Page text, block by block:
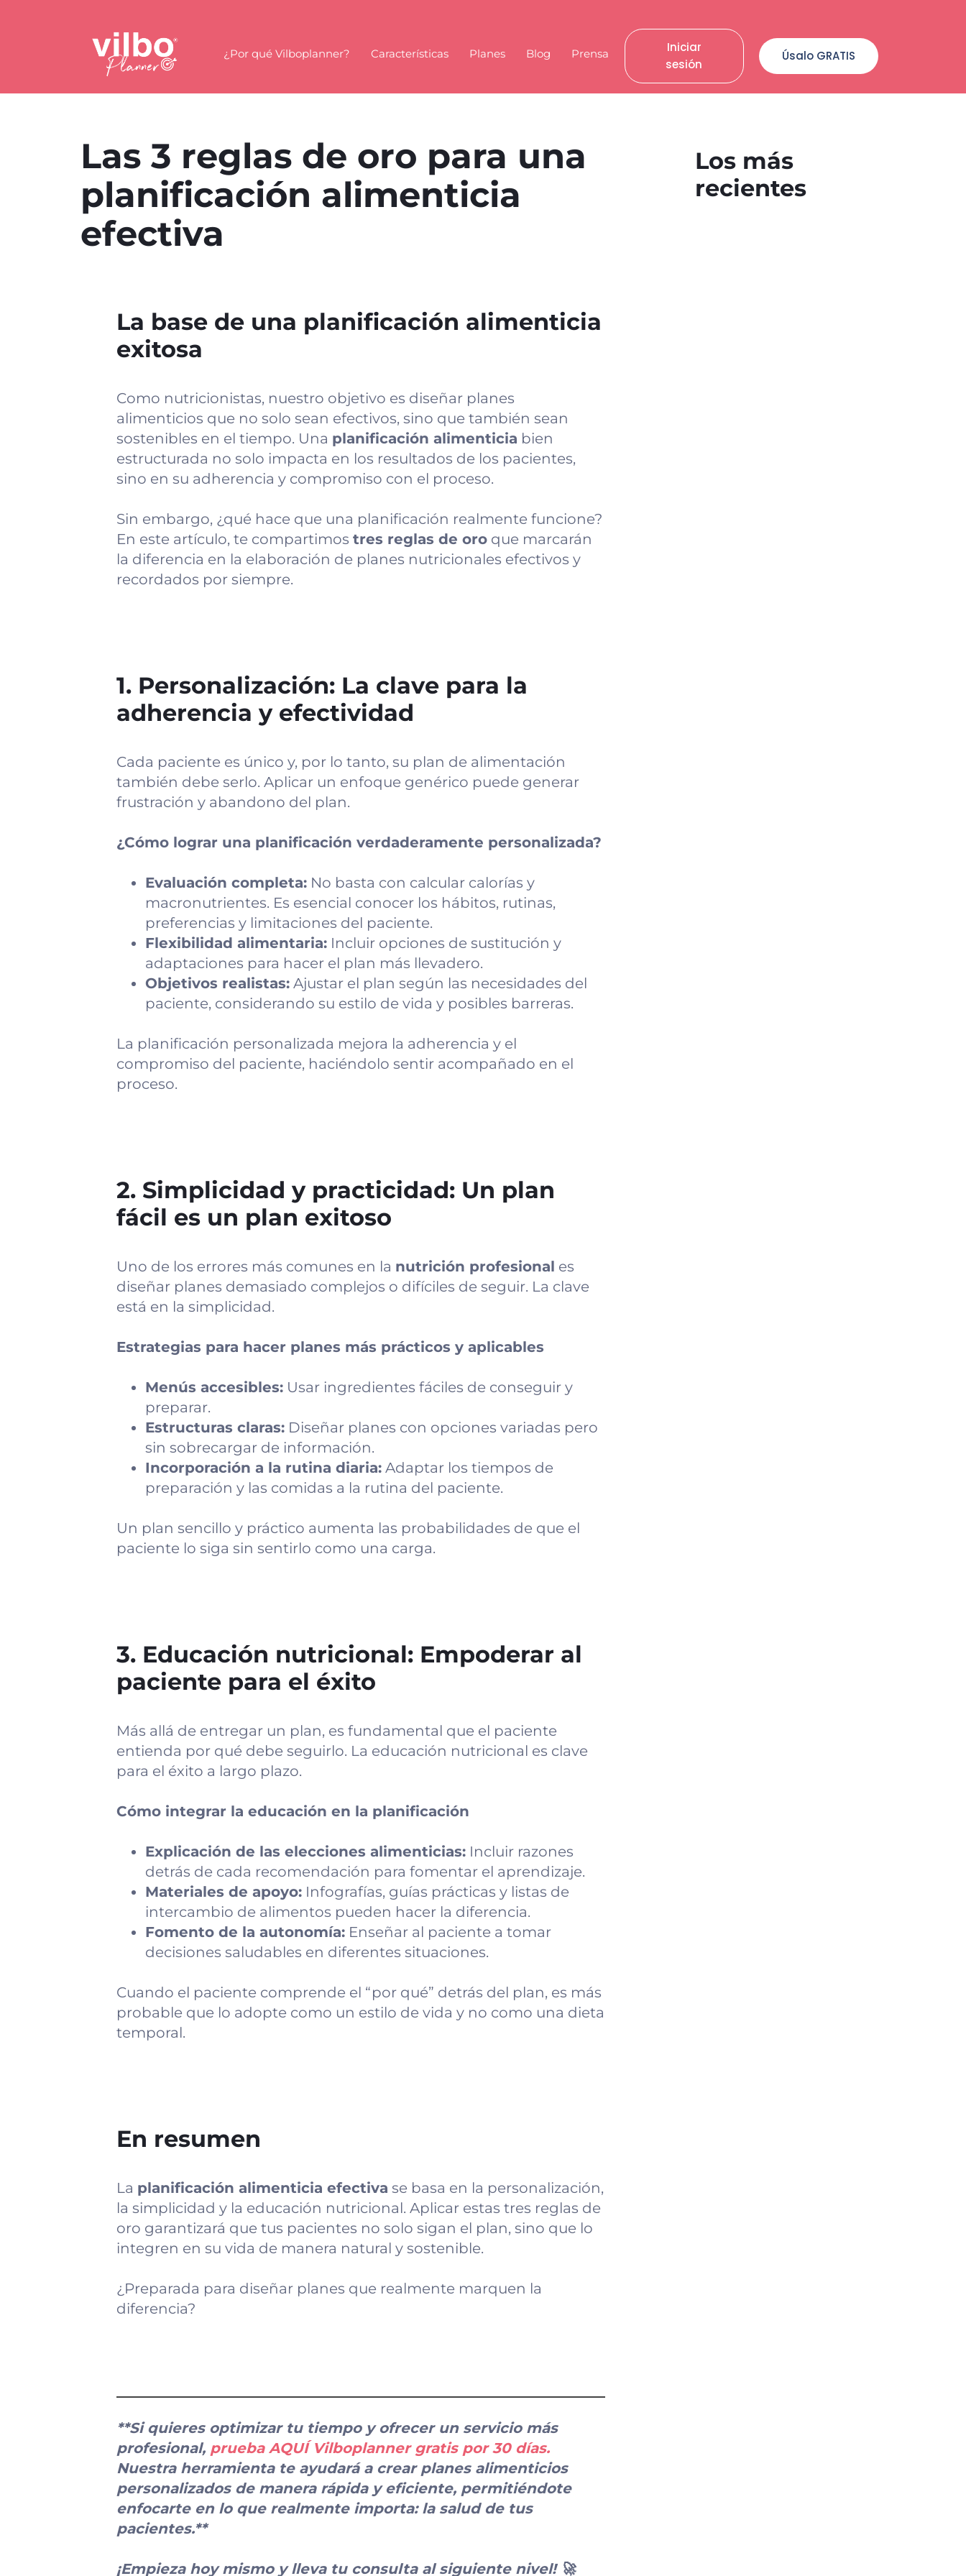
¿Por qué Vilboplanner? Características Planes Blog Prensa
Iniciar
sesión
Úsalo GRATIS
Las 3 reglas de oro para una
planificación alimenticia
efectiva
La base de una planificación alimenticia
exitosa
Como nutricionistas, nuestro objetivo es diseñar planes
alimenticios que no solo sean efectivos, sino que también sean
sostenibles en el tiempo. Una planificación alimenticia bien
estructurada no solo impacta en los resultados de los pacientes,
sino en su adherencia y compromiso con el proceso.
Sin embargo, ¿qué hace que una planificación realmente funcione?
En este artículo, te compartimos tres reglas de oro que marcarán
la diferencia en la elaboración de planes nutricionales efectivos y
recordados por siempre.
1. Personalización: La clave para la
adherencia y efectividad
Cada paciente es único y, por lo tanto, su plan de alimentación
también debe serlo. Aplicar un enfoque genérico puede generar
frustración y abandono del plan.
¿Cómo lograr una planificación verdaderamente personalizada?
Evaluación completa: No basta con calcular calorías y
macronutrientes. Es esencial conocer los hábitos, rutinas,
preferencias y limitaciones del paciente.
Flexibilidad alimentaria: Incluir opciones de sustitución y
adaptaciones para hacer el plan más llevadero.
Objetivos realistas: Ajustar el plan según las necesidades del
paciente, considerando su estilo de vida y posibles barreras.
La planificación personalizada mejora la adherencia y el
compromiso del paciente, haciéndolo sentir acompañado en el
proceso.
2. Simplicidad y practicidad: Un plan
fácil es un plan exitoso
Uno de los errores más comunes en la nutrición profesional es
diseñar planes demasiado complejos o difíciles de seguir. La clave
está en la simplicidad.
Estrategias para hacer planes más prácticos y aplicables
Menús accesibles: Usar ingredientes fáciles de conseguir y
preparar.
Estructuras claras: Diseñar planes con opciones variadas pero
sin sobrecargar de información.
Incorporación a la rutina diaria: Adaptar los tiempos de
preparación y las comidas a la rutina del paciente.
Un plan sencillo y práctico aumenta las probabilidades de que el
paciente lo siga sin sentirlo como una carga.
3. Educación nutricional: Empoderar al
paciente para el éxito
Más allá de entregar un plan, es fundamental que el paciente
entienda por qué debe seguirlo. La educación nutricional es clave
para el éxito a largo plazo.
Cómo integrar la educación en la planificación
Explicación de las elecciones alimenticias: Incluir razones
detrás de cada recomendación para fomentar el aprendizaje.
Materiales de apoyo: Infografías, guías prácticas y listas de
intercambio de alimentos pueden hacer la diferencia.
Fomento de la autonomía: Enseñar al paciente a tomar
decisiones saludables en diferentes situaciones.
Cuando el paciente comprende el “por qué” detrás del plan, es más
probable que lo adopte como un estilo de vida y no como una dieta
temporal.
En resumen
La planificación alimenticia efectiva se basa en la personalización,
la simplicidad y la educación nutricional. Aplicar estas tres reglas de
oro garantizará que tus pacientes no solo sigan el plan, sino que lo
integren en su vida de manera natural y sostenible.
¿Preparada para diseñar planes que realmente marquen la
diferencia?
**Si quieres optimizar tu tiempo y ofrecer un servicio más
profesional, prueba AQUÍ Vilboplanner gratis por 30 días.
Nuestra herramienta te ayudará a crear planes alimenticios
personalizados de manera rápida y eficiente, permitiéndote
enfocarte en lo que realmente importa: la salud de tus
pacientes.**
¡Empieza hoy mismo y lleva tu consulta al siguiente nivel! 🚀
Los más
recientes